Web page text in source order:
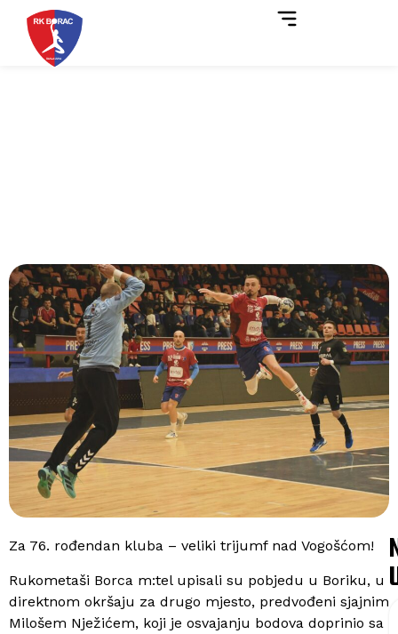
Za 76. rođendan kluba – veliki trijumf nad Vogošćom!
Rukometaši Borca m:tel upisali su pobjedu u Boriku, u
direktnom okršaju za drugo mjesto, predvođeni sjajnim
Milošem Nježićem, koji je osvajanju bodova doprinio sa